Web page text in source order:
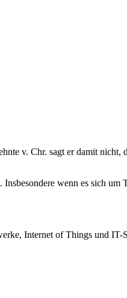
v. Chr. sagt er damit
wenn es sich
Internet of Things und IT-